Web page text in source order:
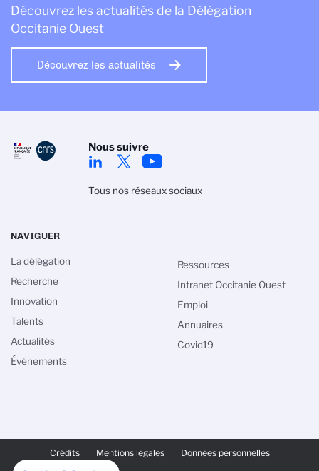
Découvrez les actualités de la Délégation
Occitanie Ouest
Découvrez les actualités
Nous suivre
Tous nos réseaux sociaux
PAGE
SECONDAIRE
Crédits Mentions légales Données personnelles
NAVIGUER
La délégation
Recherche
Innovation
Talents
Actualités
Événements
Ressources
Intranet Occitanie Ouest
Emploi
Annuaires
Covid19